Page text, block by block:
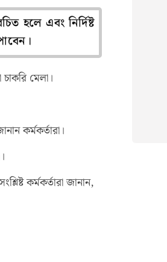
হলে এবং নির্দিষ্ট
মেলা।
কর্মকর্তারা।
কর্মকর্তারা জানান,